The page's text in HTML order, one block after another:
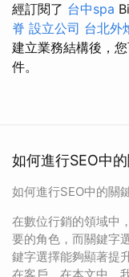
經訂閱了 台中spa
脊 設立公司 台北外
建立業務結構後，
件。
如何進行SEO中
如何進行SEO中的關
在數位行銷的領域中
要的角色，而關鍵字
鍵字選擇能夠顯著提